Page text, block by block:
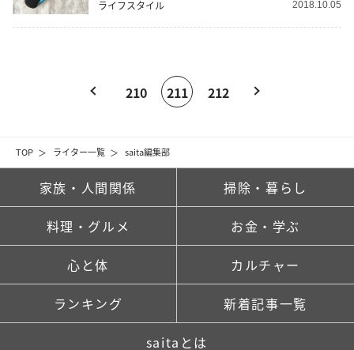
TOP ライター一覧 saita編集部
ライフスタイル 2018.10.05
210 211 212
家族・人間関係 掃除・暮らし
料理・グルメ お金・学ぶ
心と体 カルチャー
ランキング 新着記事一覧
saitaとは